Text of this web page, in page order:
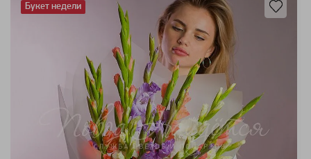
Букет недели